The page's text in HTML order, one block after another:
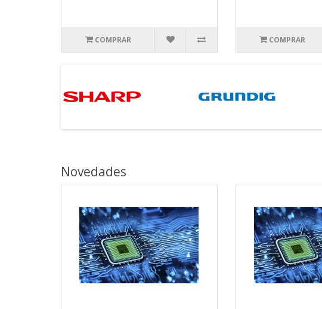
COMPRAR COMPRAR
Novedades